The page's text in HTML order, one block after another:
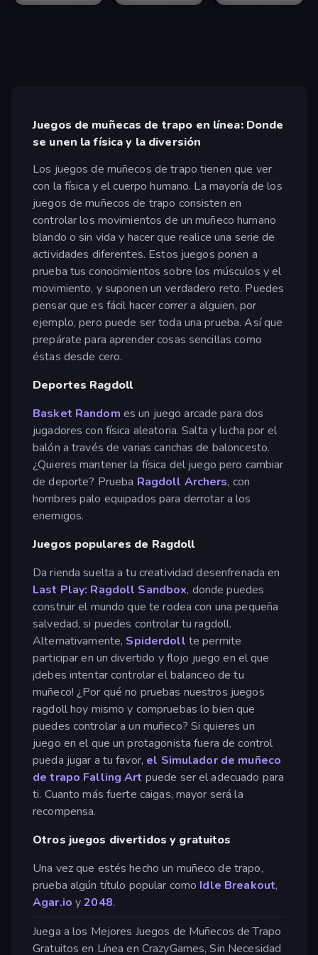
Juegos de muñecas de trapo en línea: Donde
se unen la física y la diversión
Los juegos de muñecos de trapo tienen que ver
con la física y el cuerpo humano. La mayoría de los
juegos de muñecos de trapo consisten en
controlar los movimientos de un muñeco humano
blando o sin vida y hacer que realice una serie de
actividades diferentes. Estos juegos ponen a
prueba tus conocimientos sobre los músculos y el
movimiento, y suponen un verdadero reto. Puedes
pensar que es fácil hacer correr a alguien, por
ejemplo, pero puede ser toda una prueba. Así que
prepárate para aprender cosas sencillas como
éstas desde cero.
Deportes Ragdoll
Basket Random es un juego arcade para dos
jugadores con física aleatoria. Salta y lucha por el
balón a través de varias canchas de baloncesto.
¿Quieres mantener la física del juego pero cambiar
de deporte? Prueba Ragdoll Archers, con
hombres palo equipados para derrotar a los
enemigos.
Juegos populares de Ragdoll
Da rienda suelta a tu creatividad desenfrenada en
Last Play: Ragdoll Sandbox, donde puedes
construir el mundo que te rodea con una pequeña
salvedad, si puedes controlar tu ragdoll.
Alternativamente, Spiderdoll te permite
participar en un divertido y flojo juego en el que
¡debes intentar controlar el balanceo de tu
muñeco! ¿Por qué no pruebas nuestros juegos
ragdoll hoy mismo y compruebas lo bien que
puedes controlar a un muñeco? Si quieres un
juego en el que un protagonista fuera de control
pueda jugar a tu favor, el Simulador de muñeco
de trapo Falling Art puede ser el adecuado para
ti. Cuanto más fuerte caigas, mayor será la
recompensa.
Otros juegos divertidos y gratuitos
Una vez que estés hecho un muñeco de trapo,
prueba algún título popular como Idle Breakout,
Agar.io y2048.
Juega a los Mejores Juegos de Muñecos de Trapo
Gratuitos en Línea en CrazyGames, Sin Necesidad